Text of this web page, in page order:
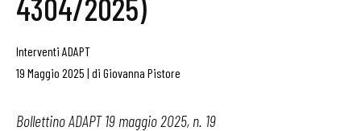
4304/2025)
Interventi ADAPT
19 Maggio 2025 | di Giovanna Pistore
Bollettino ADAPT 19 maggio 2025, n. 19